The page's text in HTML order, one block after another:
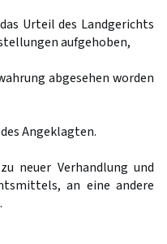
Urteil des Landgerichts
aufgehoben,
abgesehen worden
Angeklagten.
neuer Verhandlung und
an eine andere